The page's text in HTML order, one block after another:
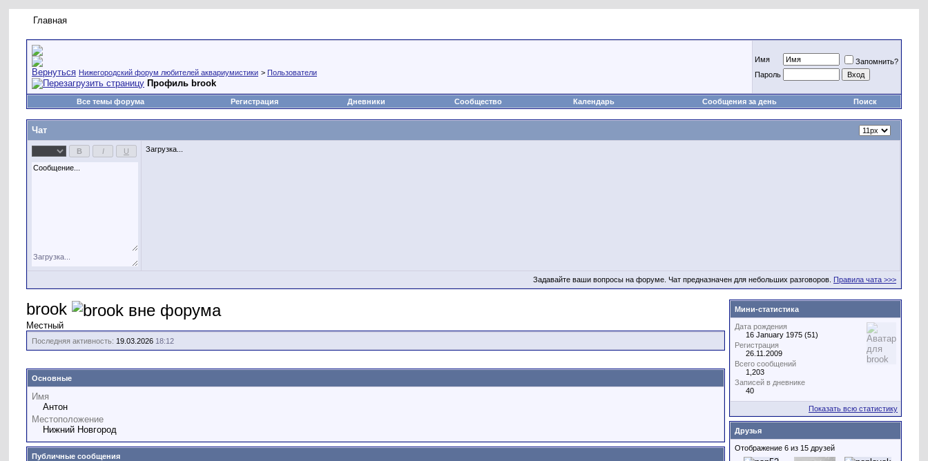
Главная
Нижегородский форум любителей аквариумистики > Пользователи
Профиль brook
Имя
Запомнить?
Пароль
Все темы форума Регистрация Дневники Сообщество Календарь Сообщения за день Поиск
Чат
Загрузка...
Задавайте ваши вопросы на форуме. Чат предназначен для небольших разговоров. Правила чата >>>
brook
Местный
Последняя активность: 19.03.2026 18:12
Основные
Имя
Антон
Местоположение
Нижний Новгород
Публичные сообщения
Мини-статистика
Дата рождения
16 January 1975 (51)
Регистрация
26.11.2009
Всего сообщений
1,203
Записей в дневнике
40
Показать всю статистику
Друзья
Отображение 6 из 15 друзей